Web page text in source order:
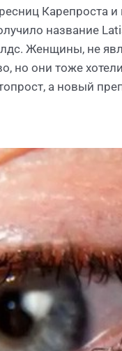
Карепроста
название
Женщины, не
но они тоже
а новый